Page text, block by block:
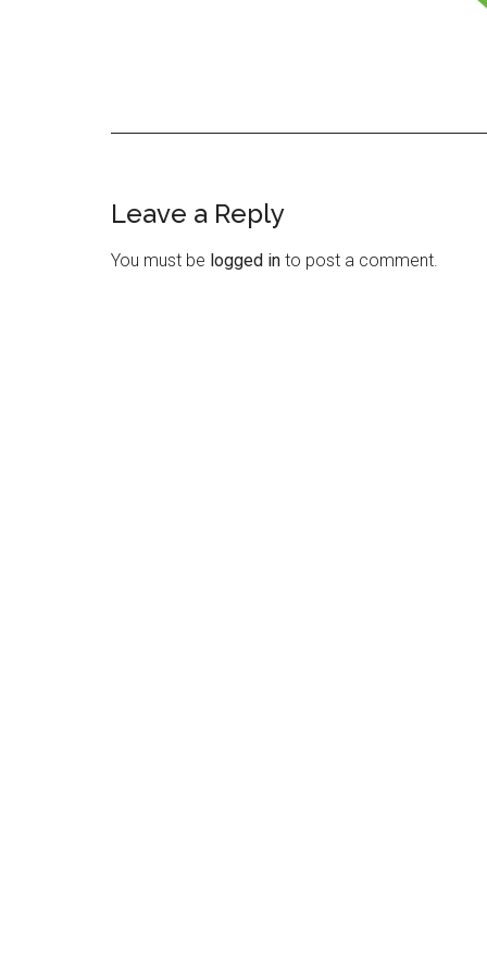
Reader
Interactions
Leave a Reply
You must be logged in to post a comment.